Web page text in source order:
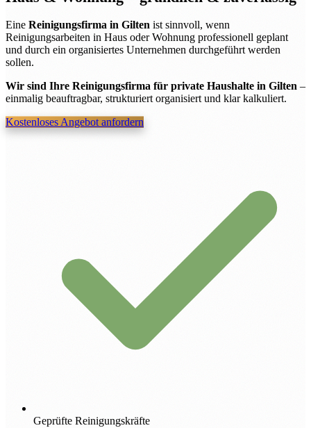
Eine Reinigungsfirma in Gilten ist sinnvoll, wenn
Reinigungsarbeiten in Haus oder Wohnung professionell geplant
und durch ein organisiertes Unternehmen durchgeführt werden
sollen.
Wir sind Ihre Reinigungsfirma für private Haushalte in Gilten –
einmalig beauftragbar, strukturiert organisiert und klar kalkuliert.
Kostenloses Angebot anfordern
Geprüfte Reinigungskräfte